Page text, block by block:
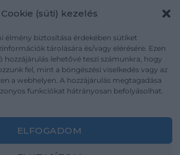
Cookie (süti) kezelés
élmény biztosítása érdekében sütiket
tárolására és/vagy elérésére. Ezen
hozzájárulás lehetővé teszi számunkra, hogy
fel, mint a böngészési viselkedés vagy az
a webhelyen. A hozzájárulás megtagadása
funkciókat hátrányosan befolyásolhat.
ELFOGADOM
Áraink
ÁSZF
Adatvédelem
Impresszum